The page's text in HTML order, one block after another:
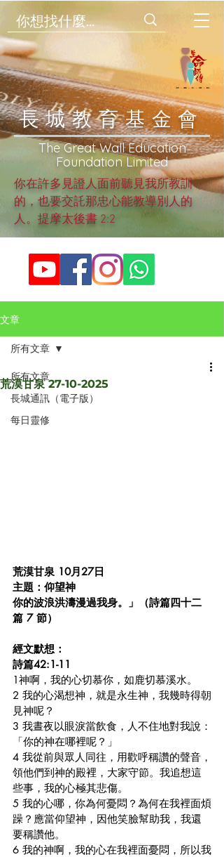
​長城教育基金會
​The Great Wall Education
Foundation Limited
你在許多見證人面前聽見我所教訓
的，也要交託那忠心能教導別人的
人。提摩太後書 2:2
文章
所有文章
長城通訊（電子版）
每日靈修
所有文章
荒漠甘泉 27-10-2025
荒漠甘泉 10月27日
主題：仰望神
你的波浪洪濤漫過我身。」（詩篇四十二
篇 7 節）
經文默想：
詩篇42:1-11
1神啊，我的心切慕你，如鹿切慕溪水。
2 我的心渴想神，就是永生神，我幾時得朝
見神呢？
3 我晝夜以眼淚當飲食，人不住地對我說：
「你的神在哪裡呢？」
4 我從前與眾人同往，用歡呼稱讚的聲音，
領他們到神的殿裡，大家守節。我追想這
些事，我的心極其悲傷。
5 我的心哪，你為何憂悶？為何在我裡面煩
躁？應當仰望神，因他笑臉幫助我，我還
要稱讚他。
6 我的神啊，我的心在我裡面憂悶，所以我